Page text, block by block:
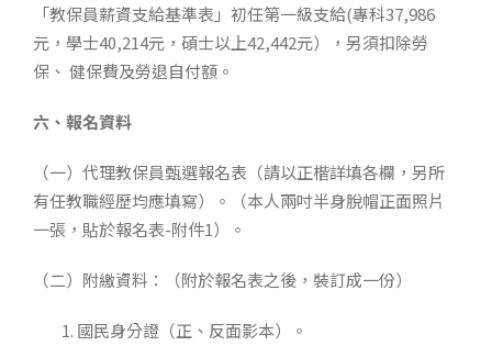
「教保員薪資支給基準表」初任第一級支給(專科37,986
元，學士40,214元，碩士以上42,442元），另須扣除勞
保、 健保費及勞退自付額。
六、報名資料
（一）代理教保員甄選報名表（請以正楷詳填各欄，另所
有任教職經歷均應填寫）。（本人兩吋半身脫帽正面照片
一張，貼於報名表-附件1）。
（二）附繳資料：（附於報名表之後，裝訂成一份）
國民身分證（正、反面影本）。